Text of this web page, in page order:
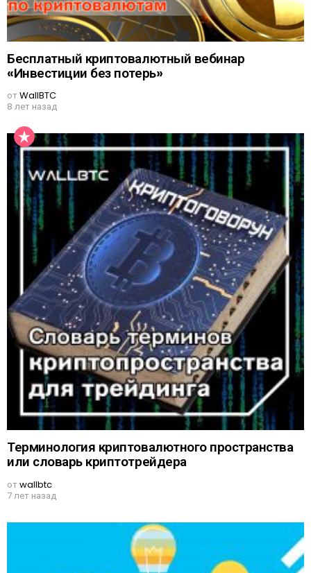
Бесплатный криптовалютный вебинар
«Инвестиции без потерь»
отWallBTC
8 лет назад
Терминология криптовалютного пространства
или словарь криптотрейдера
отwallbtc
7 лет назад